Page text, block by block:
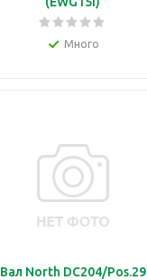
Много
Вал North DC204/Pos.29